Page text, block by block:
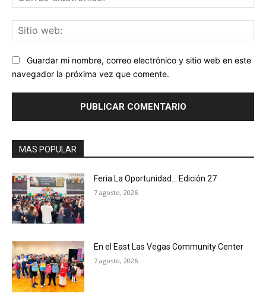
Guardar mi nombre, correo electrónico y sitio web en este
navegador la próxima vez que comente.
MAS POPULAR
Feria La Oportunidad… Edición 27
7 agosto, 2026
En el East Las Vegas Community Center
7 agosto, 2026